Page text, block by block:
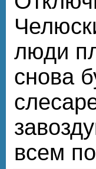
люди
снова
всем